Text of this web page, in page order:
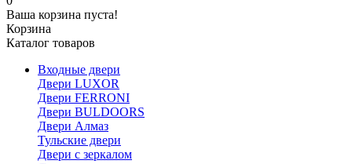
Ваша корзина пуста!
Корзина
Каталог товаров
Входные двери
Двери LUXOR
Двери FERRONI
Двери BULDOORS
Двери Алмаз
Тульские двери
Двери с зеркалом